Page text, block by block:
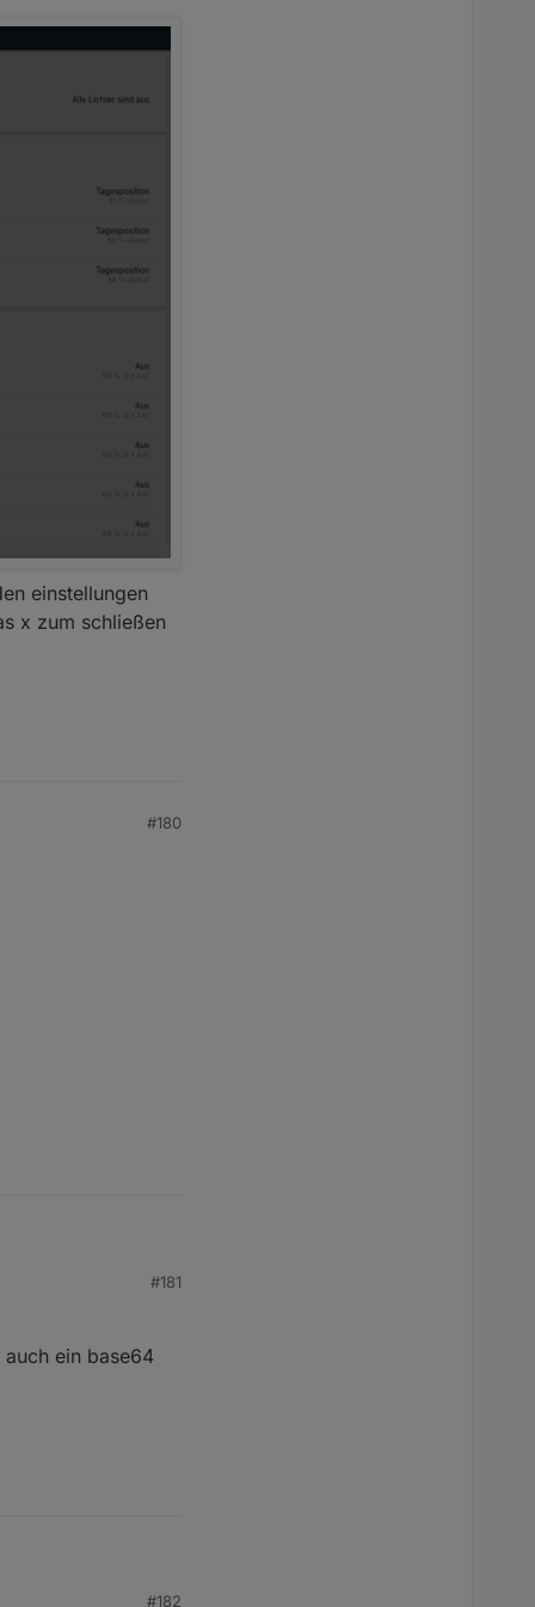
einstellungen
x zum schließen
#180
#181
ein base64
#182